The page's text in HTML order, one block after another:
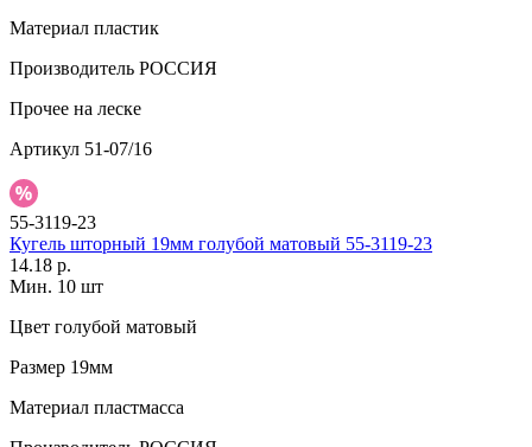
Материал пластик
Производитель РОССИЯ
Прочее на леске
Артикул 51-07/16
55-3119-23
Кугель шторный 19мм голубой матовый 55-3119-23
14.18 р.
Мин. 10 шт
Цвет голубой матовый
Размер 19мм
Материал пластмасса